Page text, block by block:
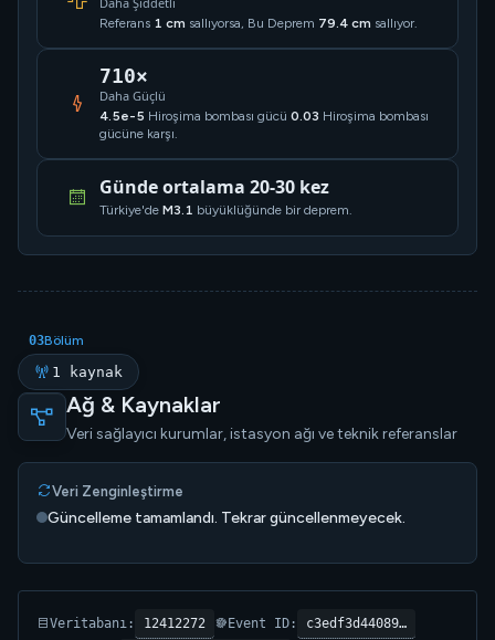
Referans 1 cm sallıyorsa, Bu Deprem 79.4 cm sallıyor.
710×
Daha Güçlü
4.5e-5 Hiroşima bombası gücü 0.03 Hiroşima bombası
gücüne karşı.
Günde ortalama 20-30 kez
Türkiye'de M3.1 büyüklüğünde bir deprem.
03Bölüm
1 kaynak
Ağ & Kaynaklar
Veri sağlayıcı kurumlar, istasyon ağı ve teknik referanslar
Veri Zenginleştirme
Güncelleme tamamlandı. Tekrar güncellenmeyecek.
Veritabanı: 12412272 Event ID: c3edf3d44089…